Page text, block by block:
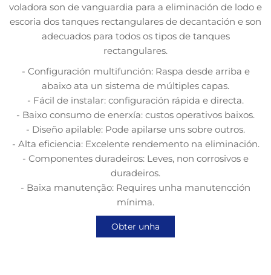
voladora son de vanguardia para a eliminación de lodo e
escoria dos tanques rectangulares de decantación e son
adecuados para todos os tipos de tanques
rectangulares.
- Configuración multifunción: Raspa desde arriba e
abaixo ata un sistema de múltiples capas.
- Fácil de instalar: configuración rápida e directa.
- Baixo consumo de enerxía: custos operativos baixos.
- Diseño apilable: Pode apilarse uns sobre outros.
- Alta eficiencia: Excelente rendemento na eliminación.
- Componentes duradeiros: Leves, non corrosivos e
duradeiros.
- Baixa manutenção: Requires unha manutencción
mínima.
Obter unha